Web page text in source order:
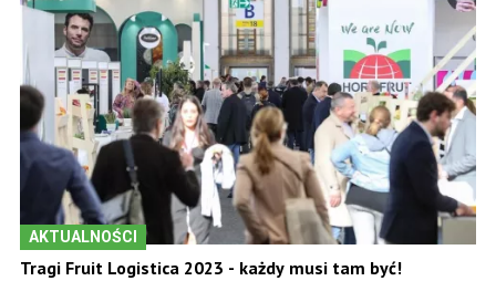
AKTUALNOŚCI
Tragi Fruit Logistica 2023 - każdy musi tam być!